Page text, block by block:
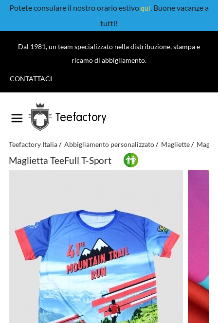
Potete consulare il nostro orario estivoqui. Buone vacanze a
tutti!
Dal 1981, un team specializzato nella distribuzione, stampa e
ricamo di abbigliamento.
CONTATTACI
Teefactory
Teefactory Italia Abbigliamento personalizzato Magliette
Maglietta TeeFull T-Sport